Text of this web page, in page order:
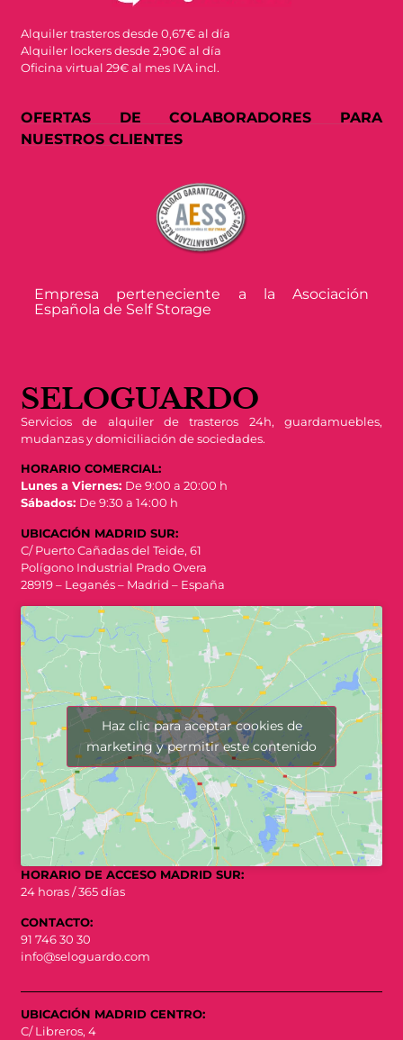
Alquiler trasteros desde 0,67€ al día
Alquiler lockers desde 2,90€ al día
Oficina virtual 29€ al mes IVA incl.
OFERTAS DE COLABORADORES PARA
NUESTROS CLIENTES
Empresa perteneciente a la Asociación
Española de Self Storage
SELOGUARDO
Servicios de alquiler de trasteros 24h, guardamuebles,
mudanzas y domiciliación de sociedades.
HORARIO COMERCIAL:
Lunes a Viernes: De 9:00 a 20:00 h
Sábados: De 9:30 a 14:00 h
UBICACIÓN MADRID SUR:
C/ Puerto Cañadas del Teide, 61
Polígono Industrial Prado Overa
28919 – Leganés – Madrid – España
Haz clic para aceptar cookies de
marketing y permitir este contenido
HORARIO DE ACCESO MADRID SUR:
24 horas / 365 días
CONTACTO:
91 746 30 30
info@seloguardo.com
UBICACIÓN MADRID CENTRO:
C/ Libreros, 4